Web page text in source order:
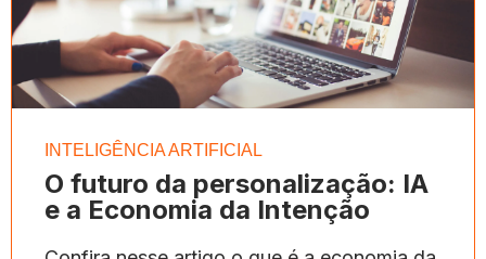
INTELIGÊNCIA ARTIFICIAL
O futuro da personalização: IA
e a Economia da Intenção